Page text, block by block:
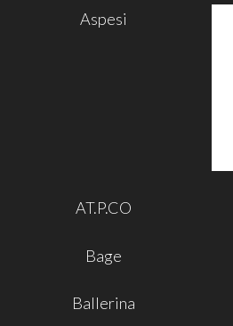
Aspesi
AT.P.CO
Bage
Ballerina